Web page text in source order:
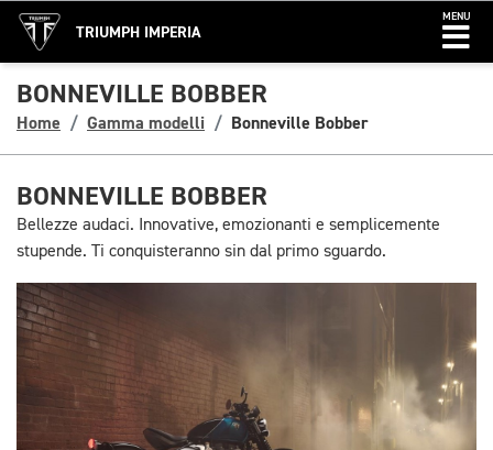
TRIUMPH IMPERIA
MENU
BONNEVILLE BOBBER
Home Gamma modelli Bonneville Bobber
BONNEVILLE BOBBER
Bellezze audaci. Innovative, emozionanti e semplicemente
stupende. Ti conquisteranno sin dal primo sguardo.